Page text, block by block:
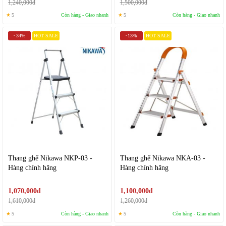
1,240,000đ
★ 5 Còn hàng - Giao nhanh
1,500,000đ
★ 5 Còn hàng - Giao nhanh
- 34% HOT SALE
Thang ghế Nikawa NKP-03 -
Hàng chính hãng
1,070,000đ
1,610,000đ
★ 5 Còn hàng - Giao nhanh
- 13% HOT SALE
Thang ghế Nikawa NKA-03 -
Hàng chính hãng
1,100,000đ
1,260,000đ
★ 5 Còn hàng - Giao nhanh